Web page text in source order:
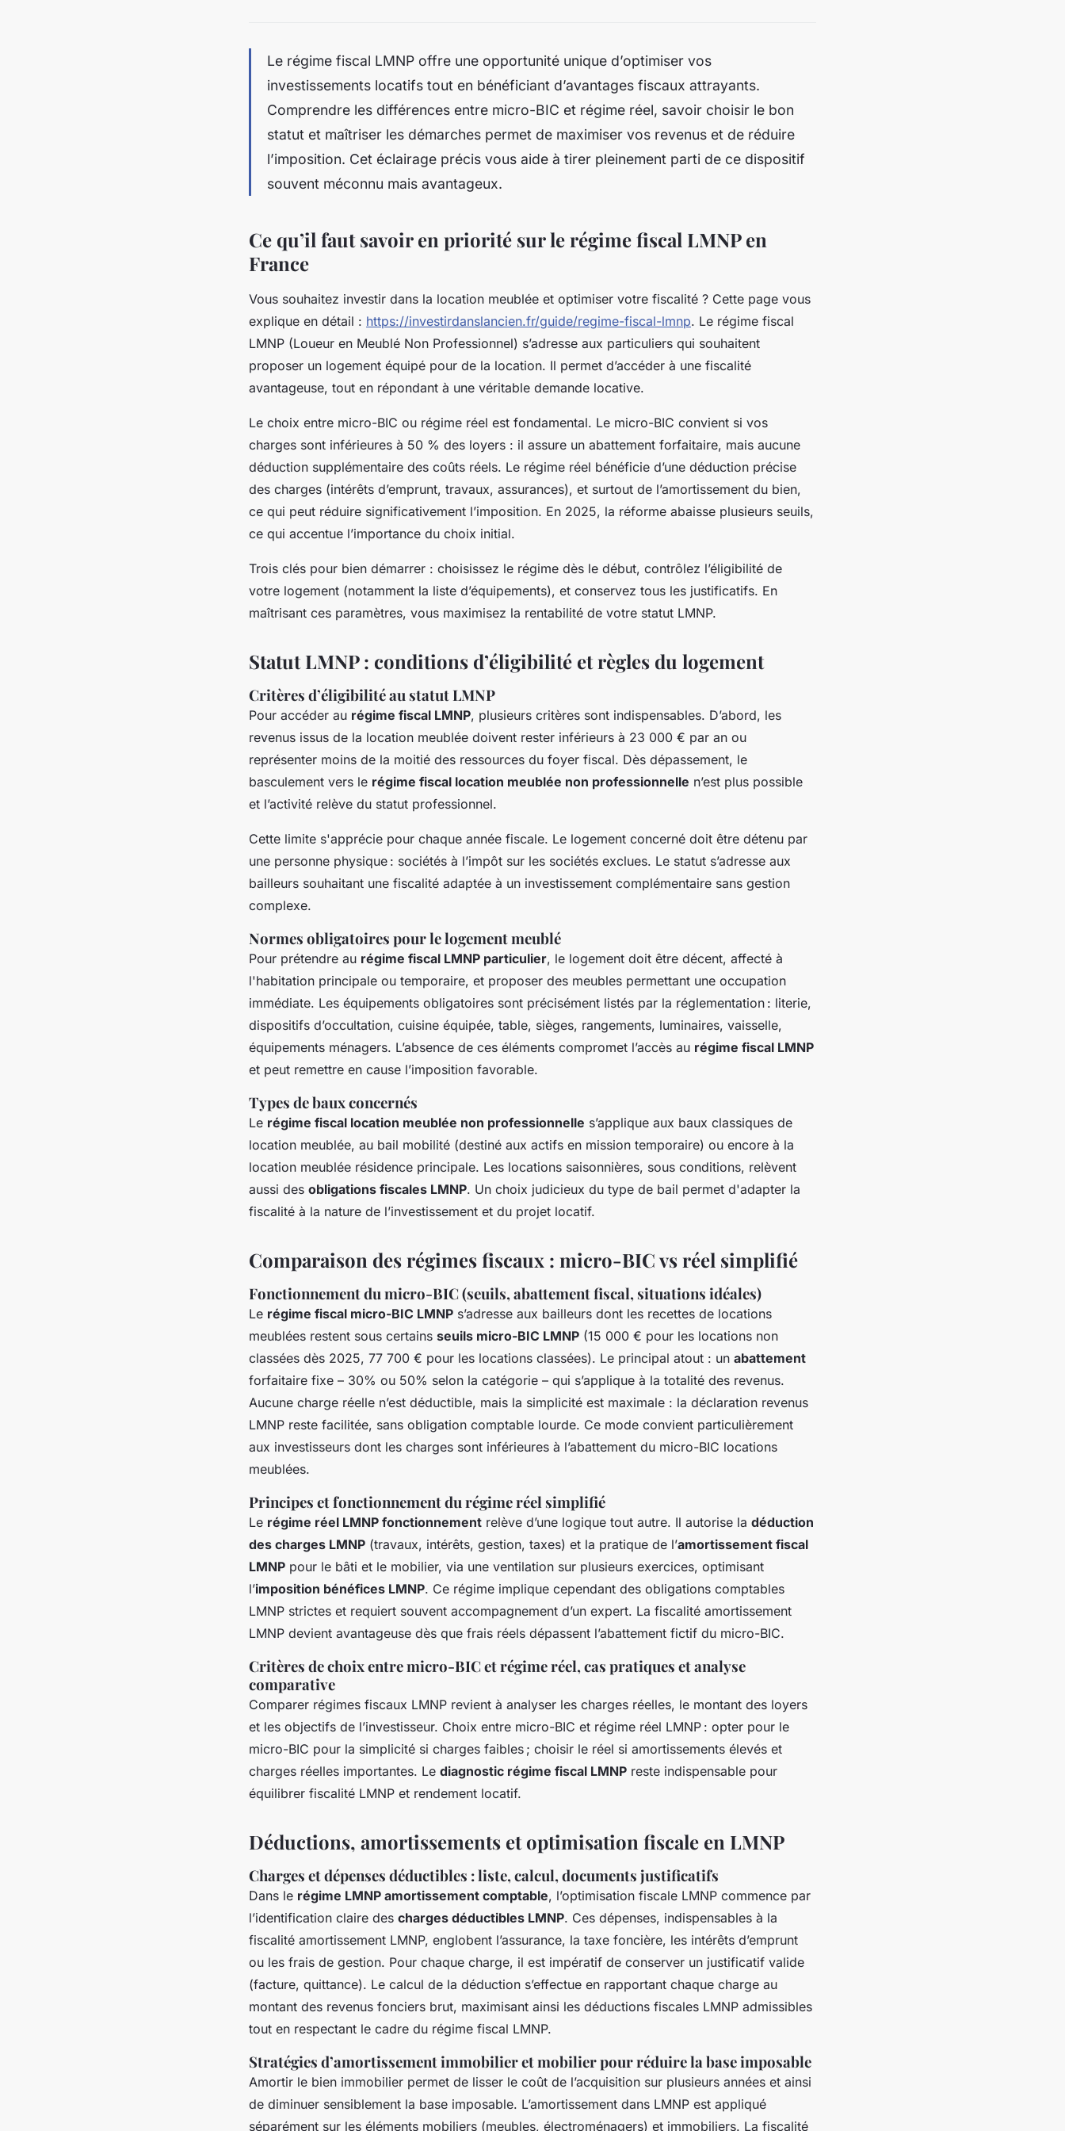
Le régime fiscal LMNP offre une opportunité unique d’optimiser vos
investissements locatifs tout en bénéficiant d’avantages fiscaux attrayants.
Comprendre les différences entre micro-BIC et régime réel, savoir choisir le bon
statut et maîtriser les démarches permet de maximiser vos revenus et de réduire
l’imposition. Cet éclairage précis vous aide à tirer pleinement parti de ce dispositif
souvent méconnu mais avantageux.
Ce qu’il faut savoir en priorité sur le régime fiscal LMNP en
France
Vous souhaitez investir dans la location meublée et optimiser votre fiscalité ? Cette page vous
explique en détail : https://investirdanslancien.fr/guide/regime-fiscal-lmnp. Le régime fiscal
LMNP (Loueur en Meublé Non Professionnel) s’adresse aux particuliers qui souhaitent
proposer un logement équipé pour de la location. Il permet d’accéder à une fiscalité
avantageuse, tout en répondant à une véritable demande locative.
Le choix entre micro-BIC ou régime réel est fondamental. Le micro-BIC convient si vos
charges sont inférieures à 50 % des loyers : il assure un abattement forfaitaire, mais aucune
déduction supplémentaire des coûts réels. Le régime réel bénéficie d’une déduction précise
des charges (intérêts d’emprunt, travaux, assurances), et surtout de l’amortissement du bien,
ce qui peut réduire significativement l’imposition. En 2025, la réforme abaisse plusieurs seuils,
ce qui accentue l’importance du choix initial.
Trois clés pour bien démarrer : choisissez le régime dès le début, contrôlez l’éligibilité de
votre logement (notamment la liste d’équipements), et conservez tous les justificatifs. En
maîtrisant ces paramètres, vous maximisez la rentabilité de votre statut LMNP.
Statut LMNP : conditions d’éligibilité et règles du logement
Critères d’éligibilité au statut LMNP
Pour accéder au régime fiscal LMNP, plusieurs critères sont indispensables. D’abord, les
revenus issus de la location meublée doivent rester inférieurs à 23 000 € par an ou
représenter moins de la moitié des ressources du foyer fiscal. Dès dépassement, le
basculement vers le régime fiscal location meublée non professionnelle n’est plus possible
et l’activité relève du statut professionnel.
Cette limite s'apprécie pour chaque année fiscale. Le logement concerné doit être détenu par
une personne physique : sociétés à l’impôt sur les sociétés exclues. Le statut s’adresse aux
bailleurs souhaitant une fiscalité adaptée à un investissement complémentaire sans gestion
complexe.
Normes obligatoires pour le logement meublé
Pour prétendre au régime fiscal LMNP particulier, le logement doit être décent, affecté à
l'habitation principale ou temporaire, et proposer des meubles permettant une occupation
immédiate. Les équipements obligatoires sont précisément listés par la réglementation : literie,
dispositifs d’occultation, cuisine équipée, table, sièges, rangements, luminaires, vaisselle,
équipements ménagers. L’absence de ces éléments compromet l’accès au régime fiscal LMNP
et peut remettre en cause l’imposition favorable.
Types de baux concernés
Le régime fiscal location meublée non professionnelle s’applique aux baux classiques de
location meublée, au bail mobilité (destiné aux actifs en mission temporaire) ou encore à la
location meublée résidence principale. Les locations saisonnières, sous conditions, relèvent
aussi des obligations fiscales LMNP. Un choix judicieux du type de bail permet d'adapter la
fiscalité à la nature de l’investissement et du projet locatif.
Comparaison des régimes fiscaux : micro-BIC vs réel simplifié
Fonctionnement du micro-BIC (seuils, abattement fiscal, situations idéales)
Le régime fiscal micro-BIC LMNP s’adresse aux bailleurs dont les recettes de locations
meublées restent sous certains seuils micro-BIC LMNP (15 000 € pour les locations non
classées dès 2025, 77 700 € pour les locations classées). Le principal atout : un abattement
forfaitaire fixe – 30% ou 50% selon la catégorie – qui s’applique à la totalité des revenus.
Aucune charge réelle n’est déductible, mais la simplicité est maximale : la déclaration revenus
LMNP reste facilitée, sans obligation comptable lourde. Ce mode convient particulièrement
aux investisseurs dont les charges sont inférieures à l’abattement du micro-BIC locations
meublées.
Principes et fonctionnement du régime réel simplifié
Le régime réel LMNP fonctionnement relève d’une logique tout autre. Il autorise la déduction
des charges LMNP (travaux, intérêts, gestion, taxes) et la pratique de l’amortissement fiscal
LMNP pour le bâti et le mobilier, via une ventilation sur plusieurs exercices, optimisant
l’imposition bénéfices LMNP. Ce régime implique cependant des obligations comptables
LMNP strictes et requiert souvent accompagnement d’un expert. La fiscalité amortissement
LMNP devient avantageuse dès que frais réels dépassent l’abattement fictif du micro-BIC.
Critères de choix entre micro-BIC et régime réel, cas pratiques et analyse
comparative
Comparer régimes fiscaux LMNP revient à analyser les charges réelles, le montant des loyers
et les objectifs de l’investisseur. Choix entre micro-BIC et régime réel LMNP : opter pour le
micro-BIC pour la simplicité si charges faibles ; choisir le réel si amortissements élevés et
charges réelles importantes. Le diagnostic régime fiscal LMNP reste indispensable pour
équilibrer fiscalité LMNP et rendement locatif.
Déductions, amortissements et optimisation fiscale en LMNP
Charges et dépenses déductibles : liste, calcul, documents justificatifs
Dans le régime LMNP amortissement comptable, l’optimisation fiscale LMNP commence par
l’identification claire des charges déductibles LMNP. Ces dépenses, indispensables à la
fiscalité amortissement LMNP, englobent l’assurance, la taxe foncière, les intérêts d’emprunt
ou les frais de gestion. Pour chaque charge, il est impératif de conserver un justificatif valide
(facture, quittance). Le calcul de la déduction s’effectue en rapportant chaque charge au
montant des revenus fonciers brut, maximisant ainsi les déductions fiscales LMNP admissibles
tout en respectant le cadre du régime fiscal LMNP.
Stratégies d’amortissement immobilier et mobilier pour réduire la base imposable
Amortir le bien immobilier permet de lisser le coût de l’acquisition sur plusieurs années et ainsi
de diminuer sensiblement la base imposable. L’amortissement dans LMNP est appliqué
séparément sur les éléments mobiliers (meubles, électroménagers) et immobiliers. La fiscalité